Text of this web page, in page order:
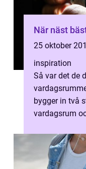
När näst
25 oktober
inspiration
Så var det de
bygger in två
vardagsrum